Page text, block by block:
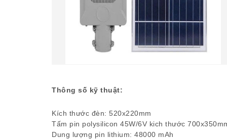
Thông số kỹ thuật:
Kích thước đèn: 520x220mm
Tấm pin polysilicon 45W/6V kich thước
Dung lượng pin lithium: 48000 mAh